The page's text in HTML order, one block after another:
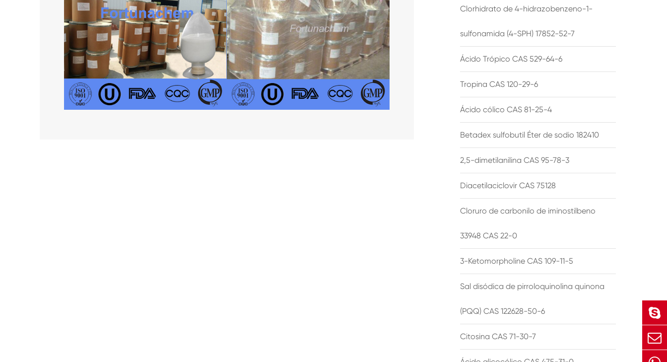
Clorhidrato de 4-hidrazobenzeno-1-
sulfonamida (4-SPH) 17852-52-7
Ácido Trópico CAS 529-64-6
Tropina CAS 120-29-6
Ácido cólico CAS 81-25-4
Betadex sulfobutil Éter de sodio 182410
2,5-dimetilanilina CAS 95-78-3
Diacetilaciclovir CAS 75128
Cloruro de carbonilo de iminostilbeno
33948 CAS 22-0
3-Ketomorpholine CAS 109-11-5
Sal disódica de pirroloquinolina quinona
(PQQ) CAS 122628-50-6
Citosina CAS 71-30-7